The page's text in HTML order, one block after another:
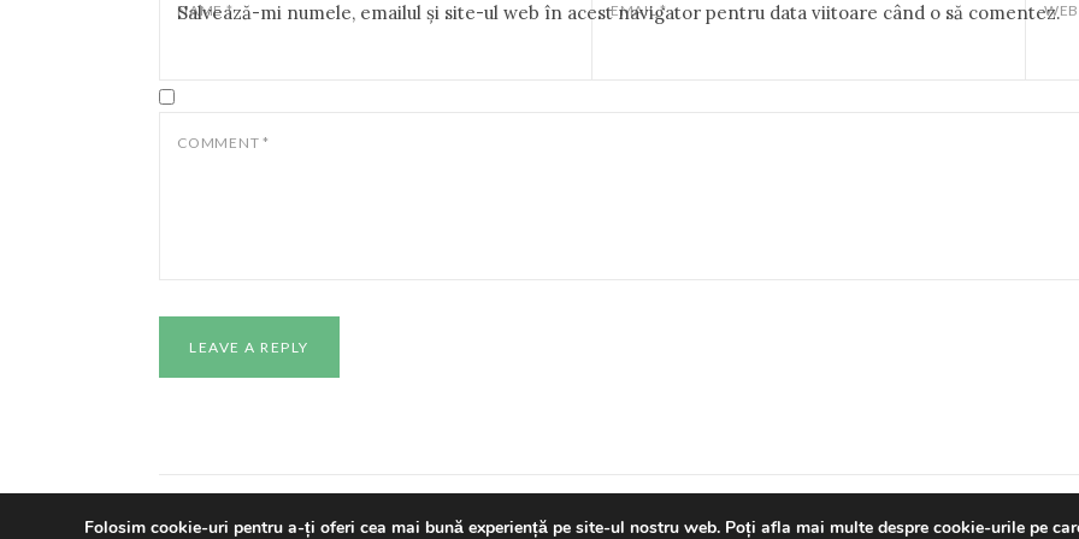
NAME* EMAIL*
Salvează-mi numele, emailul și site-ul web în acest navigator pentru data viitoare când o să comentez.
COMMENT *
Copyright © 2024 All rights reserved Casa de Cultură a Studenților Timișoara Made With Love
Folosim cookie-uri pentru a-ți oferi cea mai bună experiență pe site-ul nostru web. Poți afla mai multe despre cookie-urile pe